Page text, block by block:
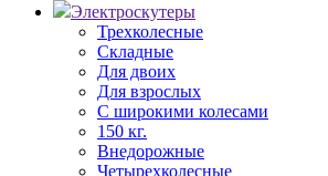
Электроскутеры
Трехколесные
Складные
Для двоих
Для взрослых
С широкими колесами
150 кг.
Внедорожные
Четырехколесные